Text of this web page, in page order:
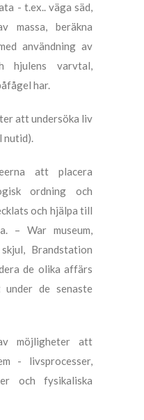
- t.ex.. väga säd,
massa, beräkna
användning av
hjulens varvtal,
har.
att undersöka liv
nutid).
att placera
ordning och
och hjälpa till
– War museum,
Brandstation
de olika affärs
under de senaste
möjligheter att
- livsprocesser,
och fysikaliska